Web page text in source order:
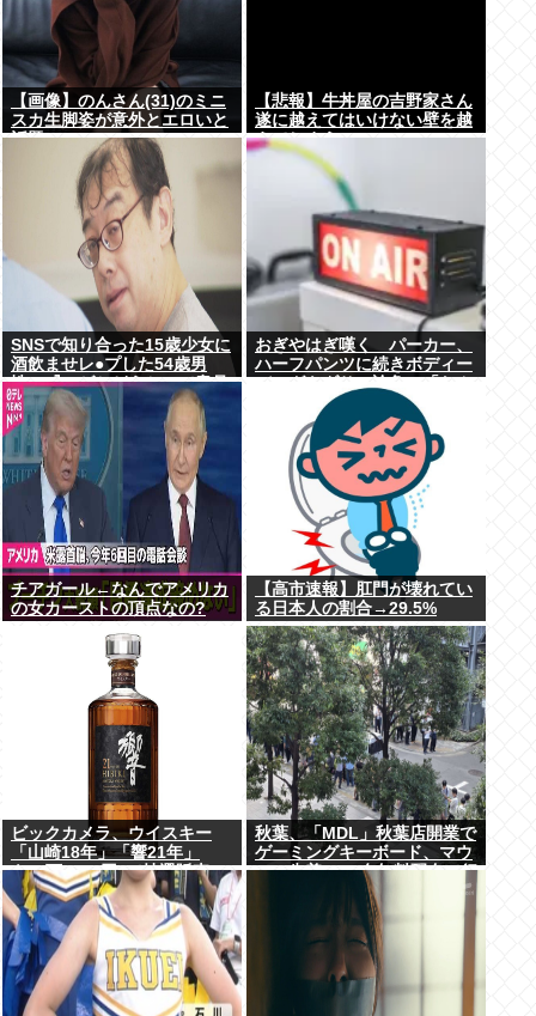
【画像】のんさん(31)のミニ
スカ生脚姿が意外とエロいと
話題
【悲報】牛丼屋の吉野家さん
遂に越えてはいけない壁を越
えてしまう…
SNSで知り合った15歳少女に
酒飲ませレ●プした54歳男
性、『ハゲかどうか』で意見
が真っ二つに分かれる
おぎやはぎ嘆く パーカー、
ハーフパンツに続きボディー
バッグもダサい論争に「なん
でおじさんだけ言われる
の？」
チアガール←なんでアメリカ
の女カーストの頂点なの?
【高市速報】肛門が壊れてい
る日本人の割合→29.5%
ビックカメラ、ウイスキー
「山崎18年」「響21年」
を”6万7100円”で抽選販売
秋葉、「MDL」秋葉店開業で
ゲーミングキーボード、マウ
ス、先着1000名無料配布で行
列。まだいけるぞ急げ!!